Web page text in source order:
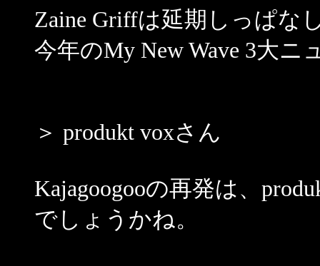
Zaine Griffは延期しっぱな
今年のMy New Wave 3大
＞ produkt voxさん
Kajagoogooの再発は、
でしょうかね。